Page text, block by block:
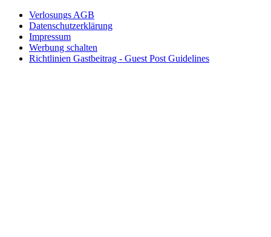
Verlosungs AGB
Datenschutzerklärung
Impressum
Werbung schalten
Richtlinien Gastbeitrag - Guest Post Guidelines